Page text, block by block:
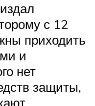
с 12
приходить
и
нет
защиты,